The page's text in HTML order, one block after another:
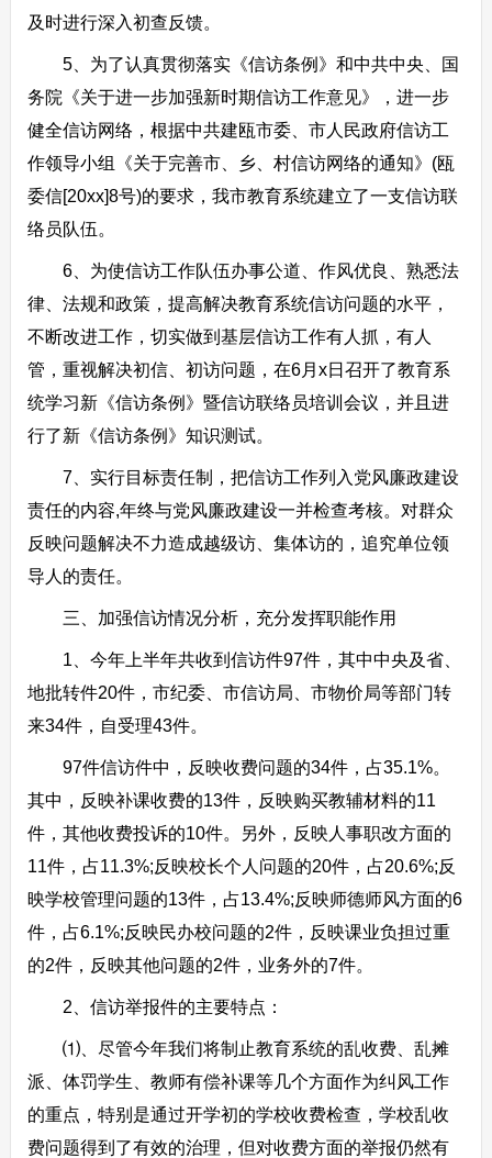
及时进行深入初查反馈。
5、为了认真贯彻落实《信访条例》和中共中央、国
务院《关于进一步加强新时期信访工作意见》，进一步
健全信访网络，根据中共建瓯市委、市人民政府信访工
作领导小组《关于完善市、乡、村信访网络的通知》(瓯
委信[20xx]8号)的要求，我市教育系统建立了一支信访联
络员队伍。
6、为使信访工作队伍办事公道、作风优良、熟悉法
律、法规和政策，提高解决教育系统信访问题的水平，
不断改进工作，切实做到基层信访工作有人抓，有人
管，重视解决初信、初访问题，在6月x日召开了教育系
统学习新《信访条例》暨信访联络员培训会议，并且进
行了新《信访条例》知识测试。
7、实行目标责任制，把信访工作列入党风廉政建设
责任的内容,年终与党风廉政建设一并检查考核。对群众
反映问题解决不力造成越级访、集体访的，追究单位领
导人的责任。
三、加强信访情况分析，充分发挥职能作用
1、今年上半年共收到信访件97件，其中中央及省、
地批转件20件，市纪委、市信访局、市物价局等部门转
来34件，自受理43件。
97件信访件中，反映收费问题的34件，占35.1%。
其中，反映补课收费的13件，反映购买教辅材料的11
件，其他收费投诉的10件。另外，反映人事职改方面的
11件，占11.3%;反映校长个人问题的20件，占20.6%;反
映学校管理问题的13件，占13.4%;反映师德师风方面的6
件，占6.1%;反映民办校问题的2件，反映课业负担过重
的2件，反映其他问题的2件，业务外的7件。
2、信访举报件的主要特点：
⑴、尽管今年我们将制止教育系统的乱收费、乱摊
派、体罚学生、教师有偿补课等几个方面作为纠风工作
的重点，特别是通过开学初的学校收费检查，学校乱收
费问题得到了有效的治理，但对收费方面的举报仍然有